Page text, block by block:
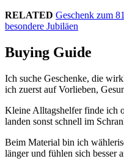
RELATED Geschenk zum
besondere Jubiläen
Buying Guide
Ich suche Geschenke, die
ich zuerst auf Vorlieben,
Kleine Alltagshelfer finde ich
landen sonst schnell im
Beim Material bin ich
länger und fühlen sich besser